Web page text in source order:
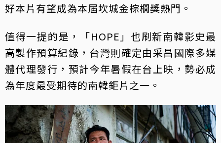
好本片有望成為本屆坎城金棕櫚獎熱門。
值得一提的是，「HOPE」也刷新南韓影史最
高製作預算紀錄，台灣則確定由采昌國際多媒
體代理發行，預計今年暑假在台上映，勢必成
為年度最受期待的南韓鉅片之一。